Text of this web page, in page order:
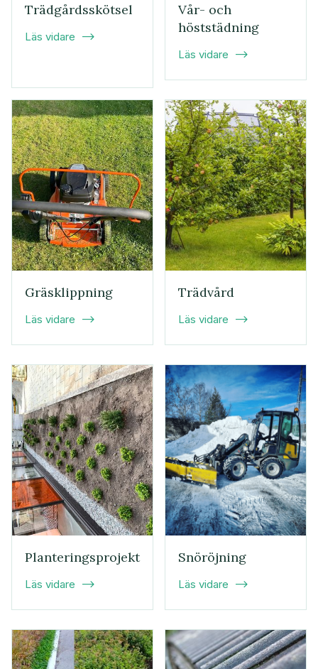
Trädgårdsskötsel
Läs vidare 
Vår- och
höststädning
Läs vidare 
Gräsklippning
Läs vidare 
Trädvård
Läs vidare 
Planteringsprojekt
Läs vidare 
Snöröjning
Läs vidare 